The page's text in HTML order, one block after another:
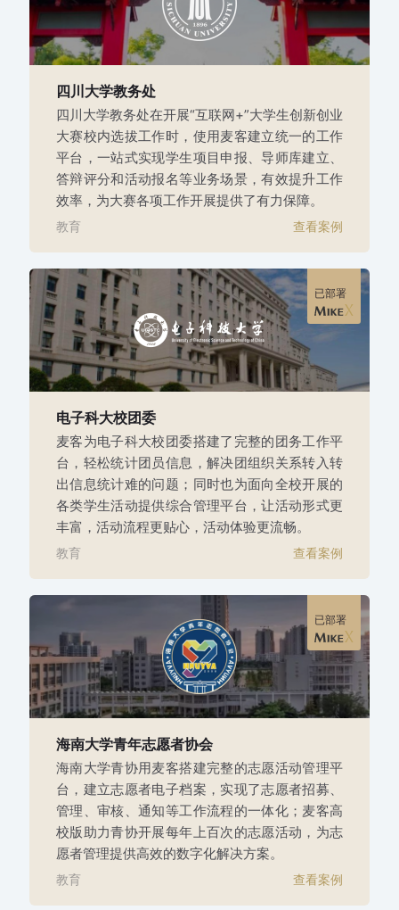
四川大学教务处
四川大学教务处在开展“互联网+”大学生创新创业
大赛校内选拔工作时，使用麦客建立统一的工作
平台，一站式实现学生项目申报、导师库建立、
答辩评分和活动报名等业务场景，有效提升工作
效率，为大赛各项工作开展提供了有力保障。
教育 查看案例
已部署
电子科大校团委
麦客为电子科大校团委搭建了完整的团务工作平
台，轻松统计团员信息，解决团组织关系转入转
出信息统计难的问题；同时也为面向全校开展的
各类学生活动提供综合管理平台，让活动形式更
丰富，活动流程更贴心，活动体验更流畅。
教育 查看案例
已部署
海南大学青年志愿者协会
海南大学青协用麦客搭建完整的志愿活动管理平
台，建立志愿者电子档案，实现了志愿者招募、
管理、审核、通知等工作流程的一体化；麦客高
校版助力青协开展每年上百次的志愿活动，为志
愿者管理提供高效的数字化解决方案。
教育 查看案例